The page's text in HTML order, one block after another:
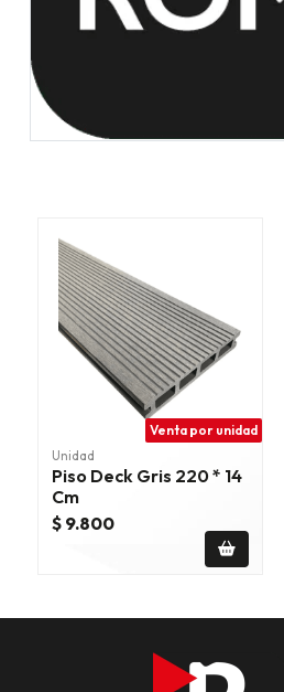
Venta por unidad
Unidad
Piso Deck Gris 220 * 14
Cm
$ 9.800